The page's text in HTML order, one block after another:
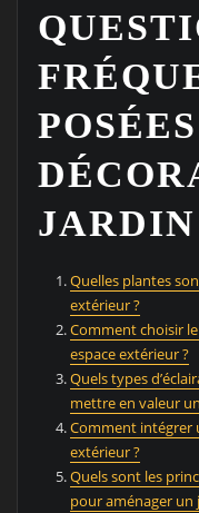
Quelles plantes
extérieur ?
Comment choisir
espace extérieur ?
Quels types
mettre en valeur
Comment intégrer
extérieur ?
Quels sont les
pour aménager